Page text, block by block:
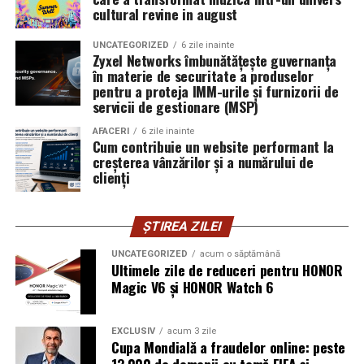
Oana Teslarueste consultant financiar și expert în
investiții imobiliare. A ales să fie prezentă cu vocea ei
într-un domeniu în care credibilitatea se construiește
greu și se pierde repede.
Mirela Iacobvinde cosmetice naturale și lucrează cu
femei care vor produse în care au încredere. Prezența ei
publică este, pentru clientele ei, primul semn că brandul
ei e real.
antreprenori care vor să ia decizii mai aliniate cu ce sunt
ei cu adevărat. Alege să fie vizibilă pentru că domeniul ei
câștigă credibilitate prin oameni, nu prin concepte.
Mihaela Antocheactivează în nutriție și sănătate.
Crede că informația corectă ajunge la oamenii potriviți
doar atunci când vine de la o sursă cu chip și nume.
cultural revine in august
UNCATEGORIZED 6 zile inainte
Zyxel Networks îmbunătățește guvernanța
în materie de securitate a produselor
pentru a proteja IMM-urile și furnizorii de
servicii de gestionare (MSP)
AFACERI 6 zile inainte
Cum contribuie un website performant la
creșterea vânzărilor și a numărului de
clienți
ȘTIREA ZILEI
UNCATEGORIZED acum o săptămână
Ultimele zile de reduceri pentru HONOR
Magic V6 și HONOR Watch 6
EXCLUSIV acum 3 zile
Cupa Mondială a fraudelor online: peste